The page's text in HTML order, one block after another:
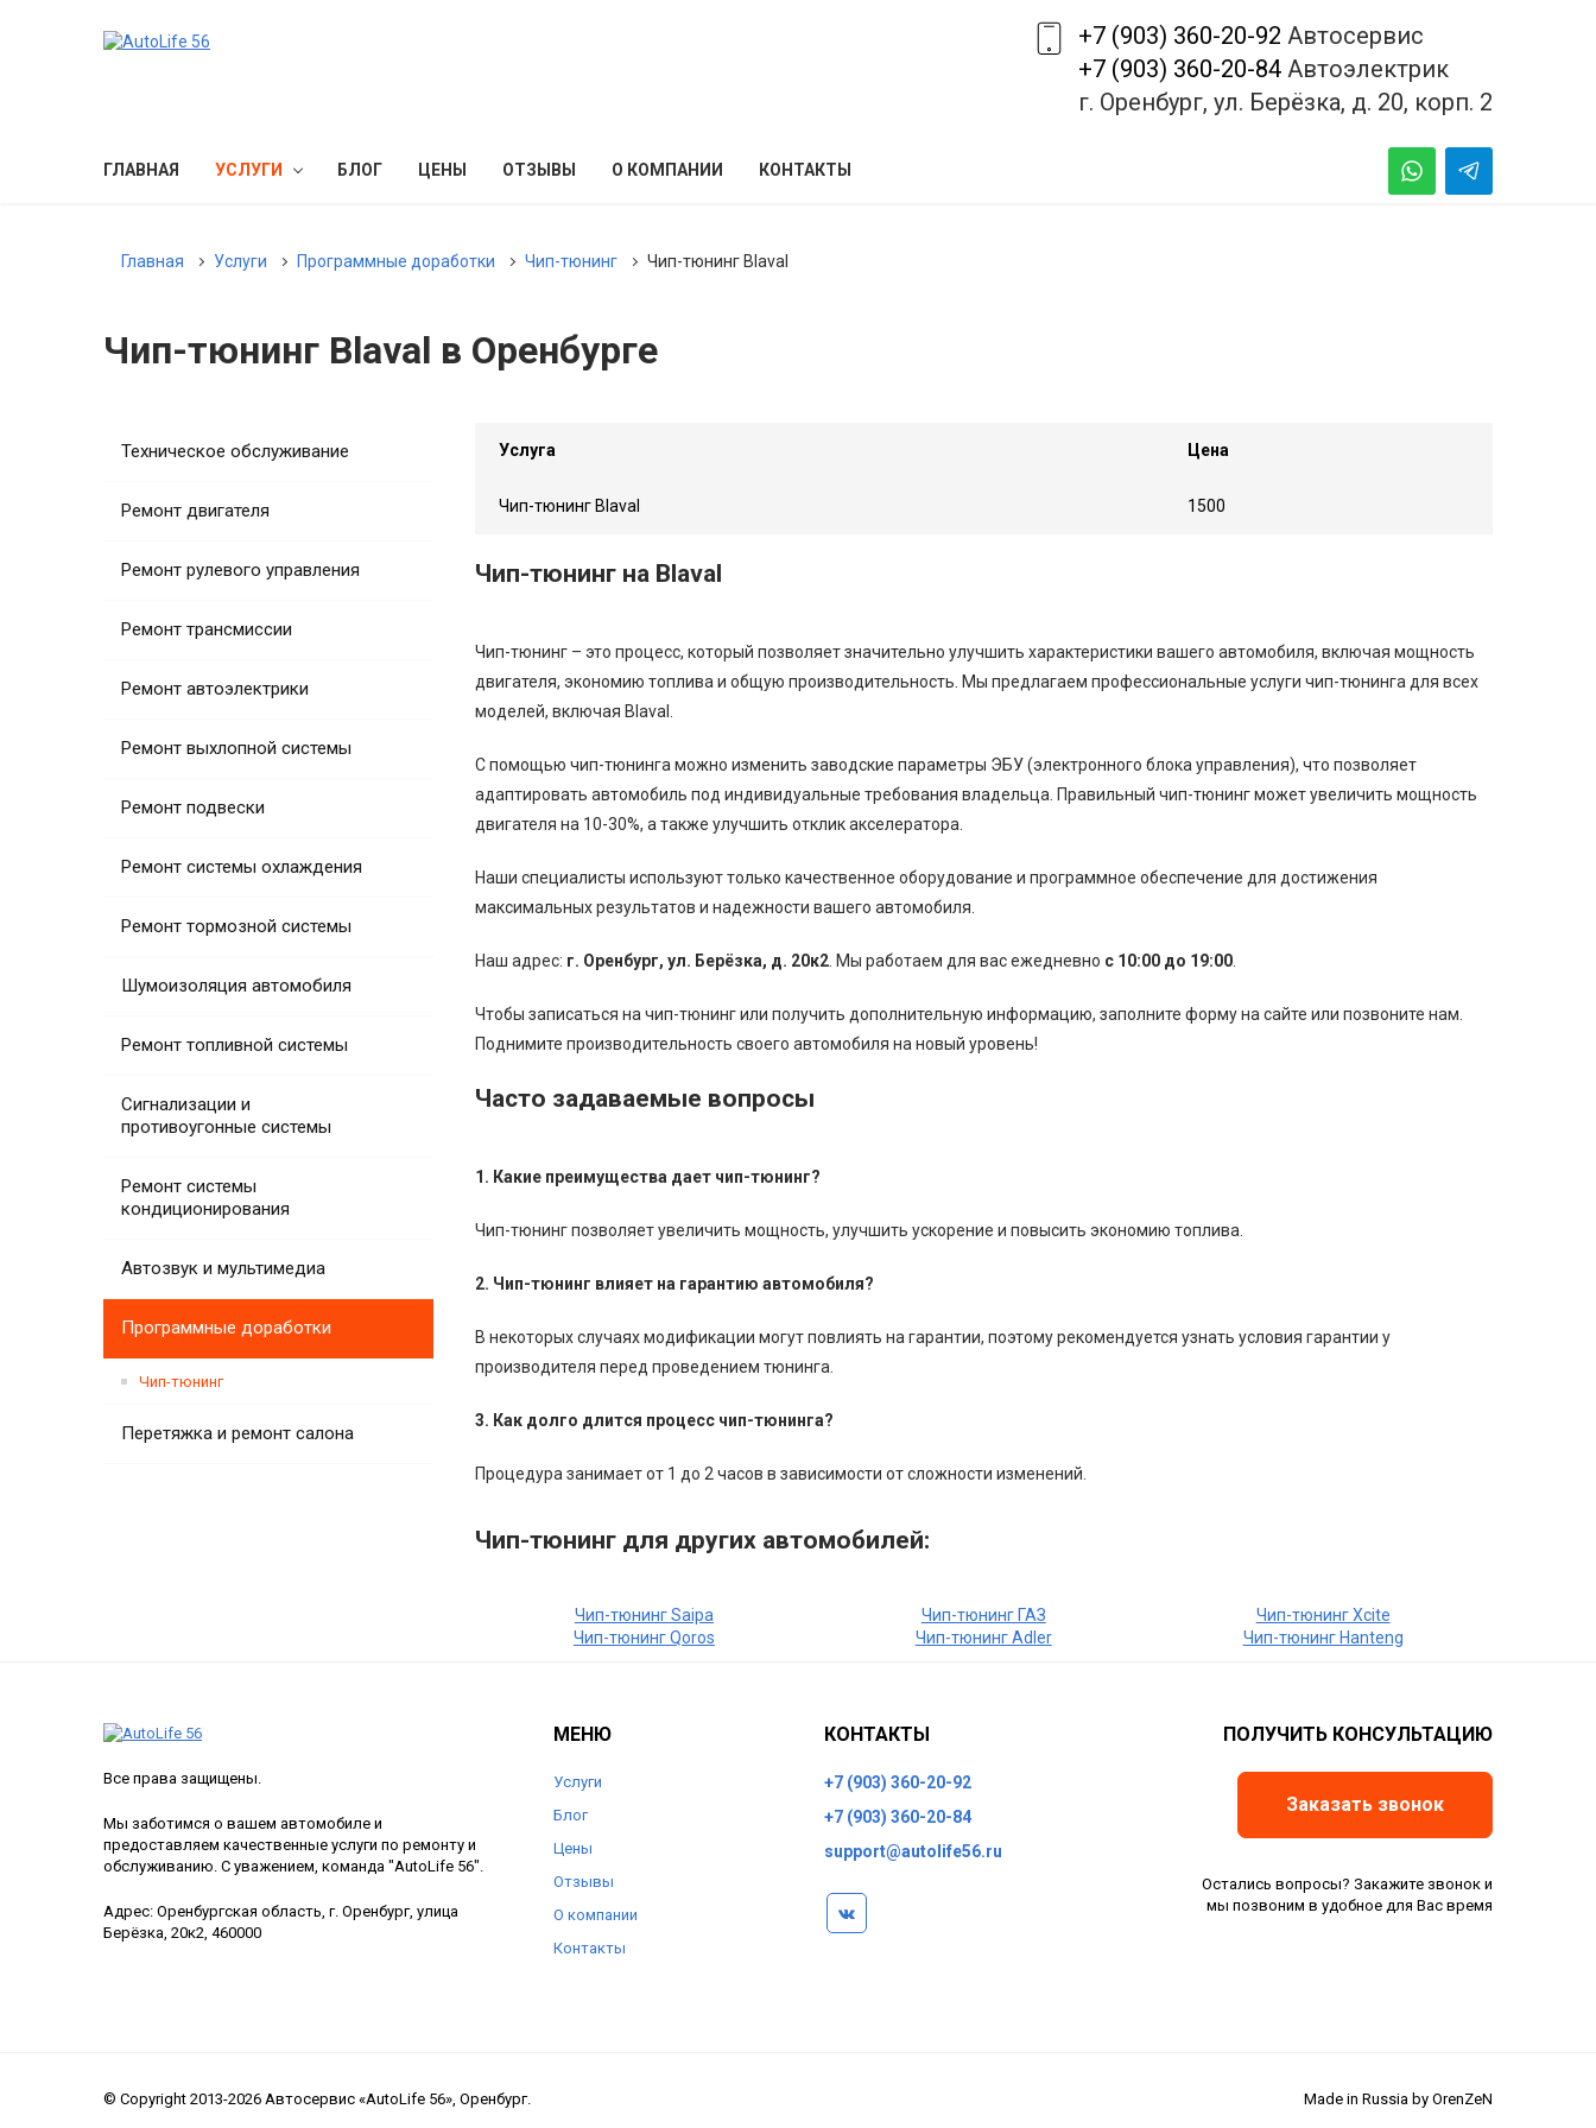
+7 (903) 360-20-92 Автосервис
+7 (903) 360-20-84 Автоэлектрик
г. Оренбург, ул. Берёзка, д. 20, корп. 2
ГЛАВНАЯ УСЛУГИ БЛОГ ЦЕНЫ ОТЗЫВЫ О КОМПАНИИ КОНТАКТЫ
Главная Услуги Программные доработки Чип-тюнинг Чип-тюнинг Blaval
Чип-тюнинг Blaval в Оренбурге
Техническое обслуживание
Ремонт двигателя
Ремонт рулевого управления
Ремонт трансмиссии
Ремонт автоэлектрики
Ремонт выхлопной системы
Ремонт подвески
Ремонт системы охлаждения
Ремонт тормозной системы
Шумоизоляция автомобиля
Ремонт топливной системы
Сигнализации и
противоугонные системы
Ремонт системы
кондиционирования
Автозвук и мультимедиа
Программные доработки
Чип-тюнинг
Перетяжка и ремонт салона
Услуга Цена
Чип-тюнинг Blaval 1500
Чип-тюнинг на Blaval
Чип-тюнинг – это процесс, который позволяет значительно улучшить характеристики вашего автомобиля, включая мощность
двигателя, экономию топлива и общую производительность. Мы предлагаем профессиональные услуги чип-тюнинга для всех
моделей, включая Blaval.
С помощью чип-тюнинга можно изменить заводские параметры ЭБУ (электронного блока управления), что позволяет
адаптировать автомобиль под индивидуальные требования владельца. Правильный чип-тюнинг может увеличить мощность
двигателя на 10-30%, а также улучшить отклик акселератора.
Наши специалисты используют только качественное оборудование и программное обеспечение для достижения
максимальных результатов и надежности вашего автомобиля.
Наш адрес: г. Оренбург, ул. Берёзка, д. 20к2. Мы работаем для вас ежедневно с 10:00 до 19:00.
Чтобы записаться на чип-тюнинг или получить дополнительную информацию, заполните форму на сайте или позвоните нам.
Поднимите производительность своего автомобиля на новый уровень!
Часто задаваемые вопросы
1. Какие преимущества дает чип-тюнинг?
Чип-тюнинг позволяет увеличить мощность, улучшить ускорение и повысить экономию топлива.
2. Чип-тюнинг влияет на гарантию автомобиля?
В некоторых случаях модификации могут повлиять на гарантии, поэтому рекомендуется узнать условия гарантии у
производителя перед проведением тюнинга.
3. Как долго длится процесс чип-тюнинга?
Процедура занимает от 1 до 2 часов в зависимости от сложности изменений.
Чип-тюнинг для других автомобилей:
Чип-тюнинг Saipa Чип-тюнинг ГАЗ
Чип-тюнинг Xcite
Чип-тюнинг Qoros
Чип-тюнинг Adler Чип-тюнинг Hanteng
Все права защищены.
Мы заботимся о вашем автомобиле и
предоставляем качественные услуги по ремонту и
обслуживанию. С уважением, команда "AutoLife 56".
Адрес: Оренбургская область, г. Оренбург, улица
Берёзка, 20к2, 460000
МЕНЮ
Услуги
Блог
Цены
Отзывы
О компании
Контакты
КОНТАКТЫ
+7 (903) 360-20-92
+7 (903) 360-20-84
support@autolife56.ru
ПОЛУЧИТЬ КОНСУЛЬТАЦИЮ
Заказать звонок
Остались вопросы? Закажите звонок и
мы позвоним в удобное для Вас время
© Copyright 2013-2026 Автосервис «AutoLife 56», Оренбург. Made in Russia by OrenZeN